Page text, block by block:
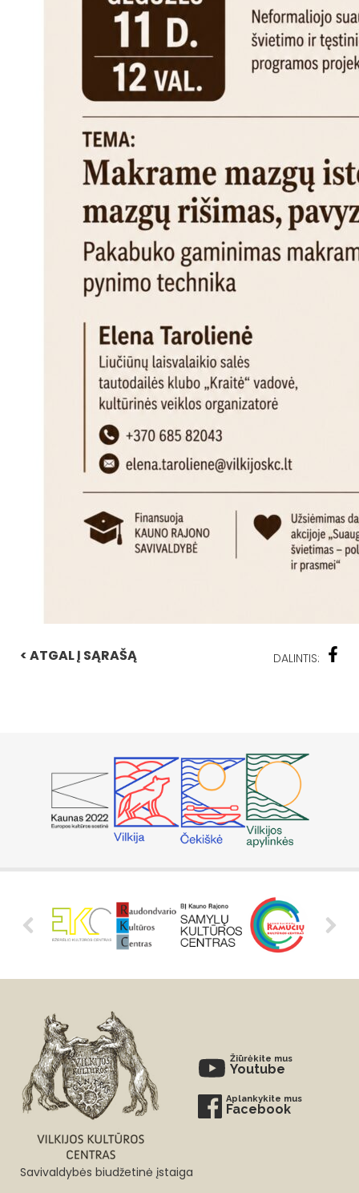
< ATGAL Į SĄRAŠĄ DALINTIS:
Žiūrėkite mus
Youtube
Aplankykite mus
Facebook
Savivaldybės biudžetinė įstaiga